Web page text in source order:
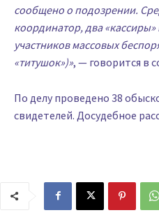
сообщено о подозрении.
координатор, два
участников массовых
«титушок»)», — говорится в
По делу проведено 38
свидетелей. Досудебное